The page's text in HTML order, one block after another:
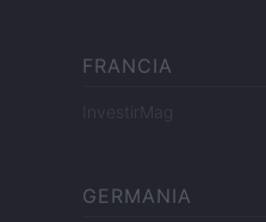
FRANCIA
InvestirMag
GERMANIA